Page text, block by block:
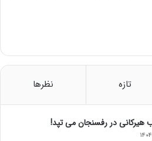
تازه نظرها
هیرکانی در رفسنجان می تپد!